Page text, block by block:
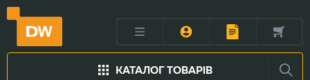
КАТАЛОГ ТОВАРІВ